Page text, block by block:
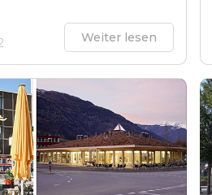
Weiter lesen